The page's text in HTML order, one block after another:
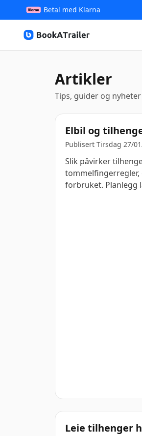
Betal med Klarna
Artikler
Tips, guider og
Elbil og
Publisert Tirsdag 27/
Slik påvirker
forbruket. Planlegg
Leie tilhenger